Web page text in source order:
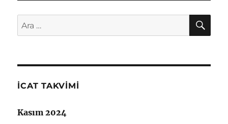
Ara:
İCAT TAKVIMI
Kasım 2024